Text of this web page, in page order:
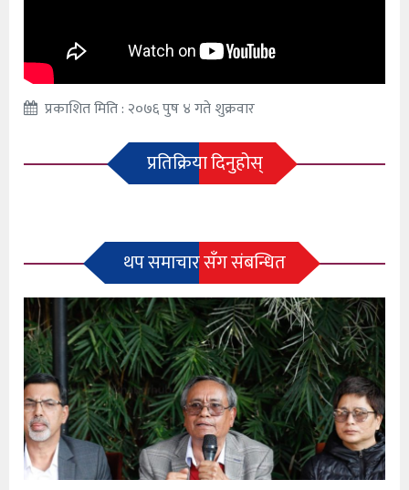
प्रकाशित मिति : २०७६ पुष ४ गते शुक्रवार
प्रतिक्रिया दिनुहोस्
थप समाचार सँग संबन्धित